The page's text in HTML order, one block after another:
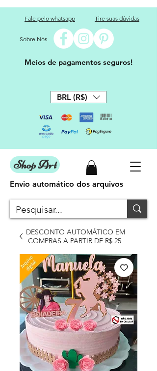
Fale pelo whatsapp Tire suas dúvidas
Sobre Nós
Meios de pagamentos seguros!
BRL (R$)
Shop Art
DESCONTO AUTOMÁTICO EM
COMPRAS A PARTIR DE R$ 25
Envio automático dos arquivos